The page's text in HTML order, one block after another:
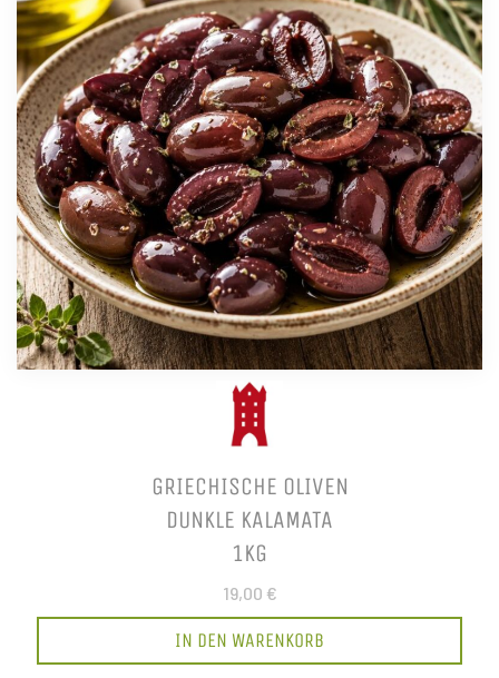
GRIECHISCHE OLIVEN
DUNKLE KALAMATA
1KG
19,00 €
IN DEN WARENKORB